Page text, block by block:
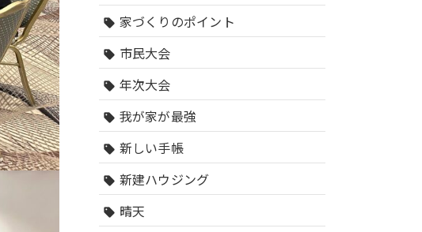
sell 家づくりのポイント
sell 市民大会
sell 年次大会
sell 我が家が最強
sell 新しい手帳
sell 新建ハウジング
sell 晴天